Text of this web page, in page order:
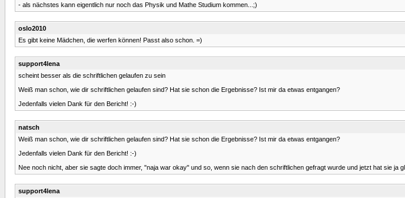
- als nächstes kann eigentlich nur noch das Physik und Mathe Studium kommen...;)
oslo2010
Es gibt keine Mädchen, die werfen können! Passt also schon. =)
support4lena
scheint besser als die schriftlichen gelaufen zu sein
Weiß man schon, wie dir schriftlichen gelaufen sind? Hat sie schon die Ergebnisse? Ist mir da etwas entgangen?
Jedenfalls vielen Dank für den Bericht! :-)
natsch
Weiß man schon, wie dir schriftlichen gelaufen sind? Hat sie schon die Ergebnisse? Ist mir da etwas entgangen?
Jedenfalls vielen Dank für den Bericht! :-)
Nee noch nicht, aber sie sagte doch immer, "naja war okay" und so, wenn sie nach den schriftlichen gefragt wurde und jetzt hat sie
support4lena